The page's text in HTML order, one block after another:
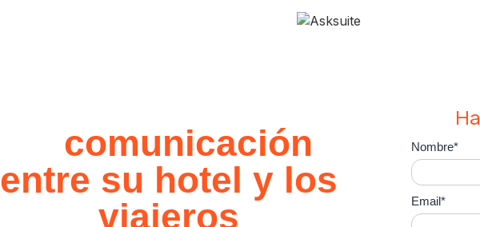
comunicación
entre su hotel y los
viajeros
Nombre*
Email*